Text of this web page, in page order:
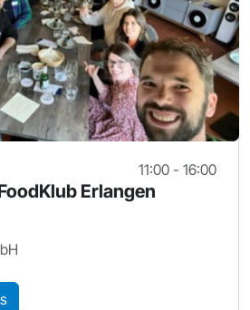
11:00 - 16:00
Erlangen